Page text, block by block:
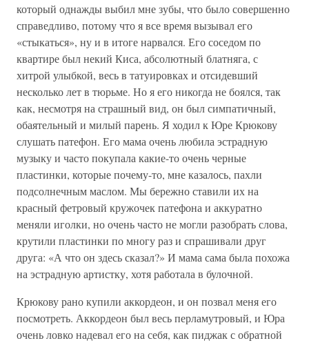
который однажды выбил мне зубы, что было совершенно
справедливо, потому что я все время вызывал его
«стыкаться», ну и в итоге нарвался. Его соседом по
квартире был некий Киса, абсолютный блатняга, с
хитрой улыбкой, весь в татуировках и отсидевший
несколько лет в тюрьме. Но я его никогда не боялся, так
как, несмотря на страшный вид, он был симпатичный,
обаятельный и милый парень. Я ходил к Юре Крюкову
слушать патефон. Его мама очень любила эстрадную
музыку и часто покупала какие-то очень черные
пластинки, которые почему-то, мне казалось, пахли
подсолнечным маслом. Мы бережно ставили их на
красный фетровый кружочек патефона и аккуратно
меняли иголки, но очень часто не могли разобрать слова,
крутили пластинки по многу раз и спрашивали друг
друга: «А что он здесь сказал?» И мама сама была похожа
на эстрадную артистку, хотя работала в булочной.
Крюкову рано купили аккордеон, и он позвал меня его
посмотреть. Аккордеон был весь перламутровый, и Юра
очень ловко надевал его на себя, как пиджак с обратной